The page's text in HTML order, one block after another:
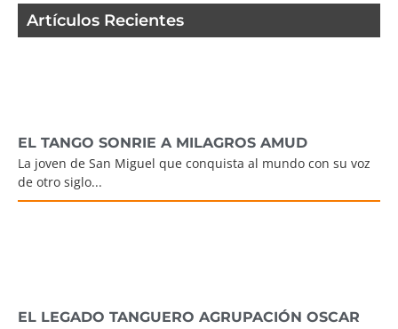
Artículos Recientes
EL TANGO SONRIE A MILAGROS AMUD
La joven de San Miguel que conquista al mundo con su voz
de otro siglo...
EL LEGADO TANGUERO AGRUPACIÓN OSCAR